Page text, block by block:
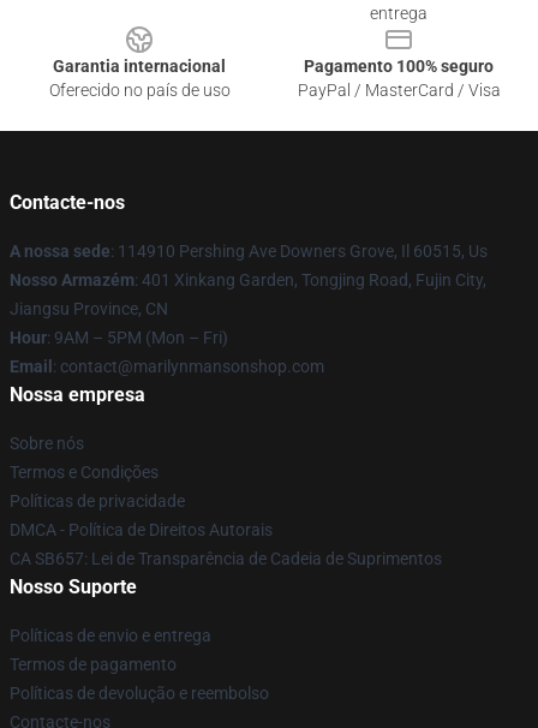
entrega
Garantia internacional
Oferecido no país de uso
Pagamento 100% seguro
PayPal / MasterCard / Visa
Contacte-nos
A nossa sede: 114910 Pershing Ave Downers Grove, Il 60515, Us
Nosso Armazém: 401 Xinkang Garden, Tongjing Road, Fujin City,
Jiangsu Province, CN
Hour: 9AM – 5PM (Mon – Fri)
Email : contact@marilynmansonshop.com
Nossa empresa
Sobre nós
Termos e Condições
Políticas de privacidade
DMCA - Política de Direitos Autorais
CA SB657: Lei de Transparência de Cadeia de Suprimentos
Nosso Suporte
Políticas de envio e entrega
Termos de pagamento
Políticas de devolução e reembolso
Contacte-nos